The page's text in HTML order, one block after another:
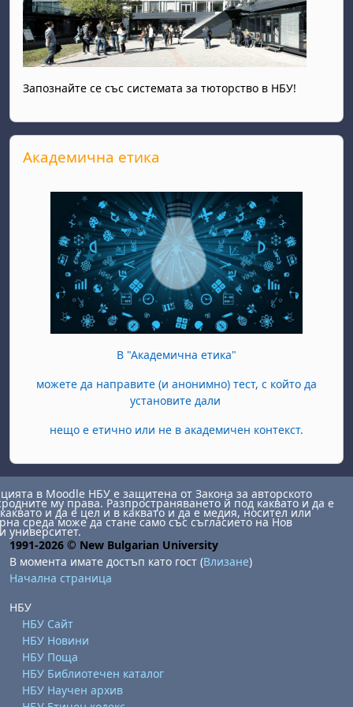
Запознайте се със системата за тюторство в НБУ!
Прескочи Академична етика
Академична етика
В "Академична етика"
можете да направите (и анонимно) тест, с който да
установите дали
нещо е етично или не в академичен контекст.
в Moodle НБУ е защитена от Закона за авторското
му права. Разпространяването й под каквато и да е
и да е цел и в каквато и да е медия, носител или
среда може да стане само със съгласието на Нов
университет.
1991-2026 © New Bulgarian University
В момента имате достъп като гост (Влизане)
Начална страница
НБУ
НБУ Сайт
НБУ Новини
НБУ Поща
НБУ Библиотечен каталог
НБУ Научен архив